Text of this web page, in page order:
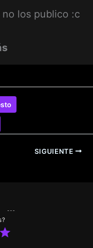
los publico :c
SIGUIENTE